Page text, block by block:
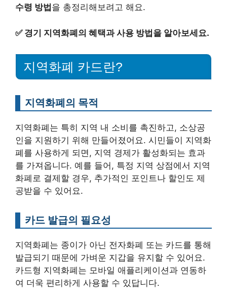
수령 방법 을 총정리해보려고 해요.
✅ 경기 지역화폐의 혜택과 사용 방법을 알아보세요.
지역화폐 카드란?
지역화폐의 목적
지역화폐는 특히 지역 내 소비를 촉진하고, 소상공
인을 지원하기 위해 만들어졌어요. 시민들이 지역화
폐를 사용하게 되면, 지역 경제가 활성화되는 효과
를 가져옵니다. 예를 들어, 특정 지역 상점에서 지역
화폐로 결제할 경우, 추가적인 포인트나 할인도 제
공받을 수 있어요.
카드 발급의 필요성
지역화폐는 종이가 아닌 전자화폐 또는 카드를 통해
발급되기 때문에 가벼운 지갑을 유지할 수 있어요.
카드형 지역화폐는 모바일 애플리케이션과 연동하
여 더욱 편리하게 사용할 수 있답니다.